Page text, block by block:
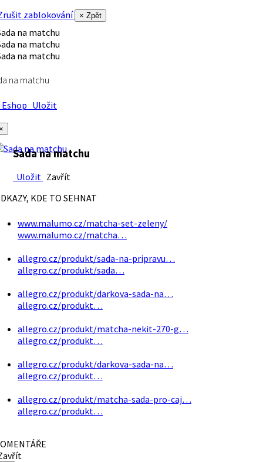
zablokování
× Zpět
na matchu
Uložit
Sada na matchu
Uložit Zavřít
KDE TO SEHNAT
www.malumo.cz/matcha-set-zeleny/
www.malumo.cz/matcha…
allegro.cz/produkt/sada-na-pripravu…
allegro.cz/produkt/sada…
allegro.cz/produkt/darkova-sada-na…
allegro.cz/produkt…
allegro.cz/produkt/matcha-nekit-270-g…
allegro.cz/produkt…
allegro.cz/produkt/darkova-sada-na…
allegro.cz/produkt…
allegro.cz/produkt/matcha-sada-pro-caj…
allegro.cz/produkt…